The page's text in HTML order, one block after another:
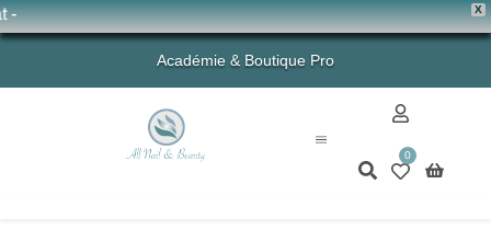
X
💗
Académie & Boutique Pro
0